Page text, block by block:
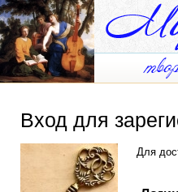
Вход для
Для